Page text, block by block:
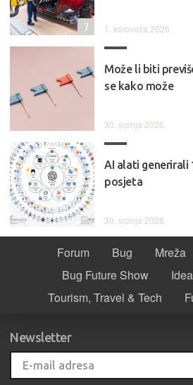
1. kolovoza 2026.
7
Može li biti
se kako može
30. srpnja 2026.
AI alati generirali
posjeta
30. srpnja 2026.
Forum Bug Mreža
Bug Future Show
Tourism, Travel & Tech
Newsletter